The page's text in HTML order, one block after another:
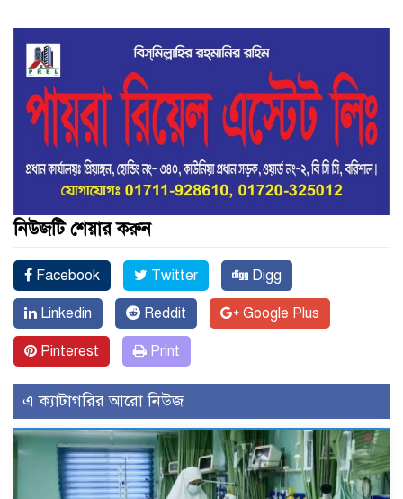
নিউজটি শেয়ার করুন
Facebook Twitter Digg
Linkedin Reddit Google Plus
Pinterest Print
এ ক্যাটাগরির আরো নিউজ